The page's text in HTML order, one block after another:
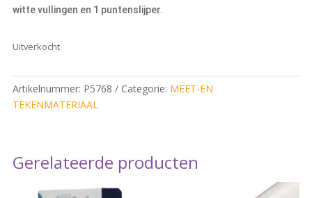
witte vullingen en 1 puntenslijper.
Uitverkocht
Artikelnummer: P5768 Categorie: MEET-EN
TEKENMATERIAAL
Gerelateerde producten